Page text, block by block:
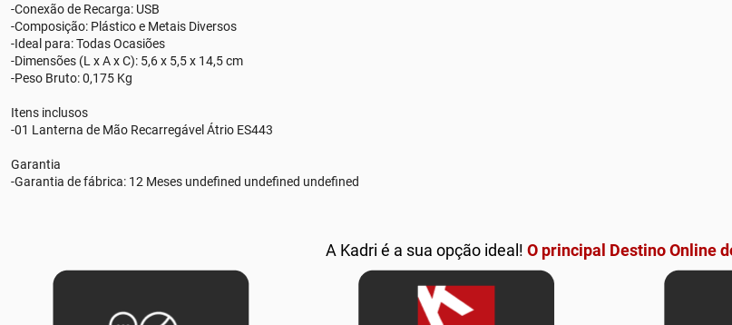
-Conexão de Recarga: USB
-Composição: Plástico e Metais Diversos
-Ideal para: Todas Ocasiões
-Dimensões (L x A x C): 5,6 x 5,5 x 14,5 cm
-Peso Bruto: 0,175 Kg
Itens inclusos
-01 Lanterna de Mão Recarregável Átrio ES443
Garantia
-Garantia de fábrica: 12 Meses undefined undefined undefined
A Kadri é a sua opção ideal! O principal Destino Online